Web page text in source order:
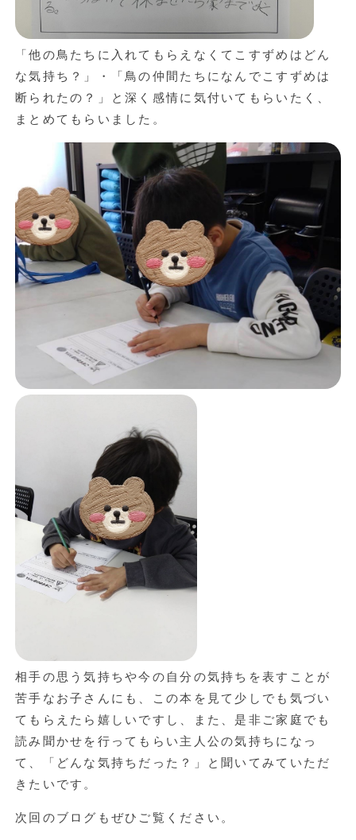
「他の鳥たちに入れてもらえなくてこすずめはどん
な気持ち？」・「鳥の仲間たちになんでこすずめは
断られたの？」と深く感情に気付いてもらいたく、
まとめてもらいました。
相手の思う気持ちや今の自分の気持ちを表すことが
苦手なお子さんにも、この本を見て少しでも気づい
てもらえたら嬉しいですし、また、是非ご家庭でも
読み聞かせを行ってもらい主人公の気持ちになっ
て、「どんな気持ちだった？」と聞いてみていただ
きたいです。
次回のブログもぜひご覧ください。